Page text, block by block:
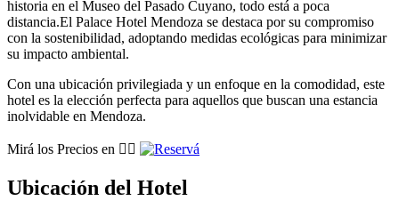
historia en el Museo del Pasado Cuyano, todo está a poca
distancia.El Palace Hotel Mendoza se destaca por su compromiso
con la sostenibilidad, adoptando medidas ecológicas para minimizar
su impacto ambiental.
Con una ubicación privilegiada y un enfoque en la comodidad, este
hotel es la elección perfecta para aquellos que buscan una estancia
inolvidable en Mendoza.
Mirá los Precios en 👉🏽
Ubicación del Hotel